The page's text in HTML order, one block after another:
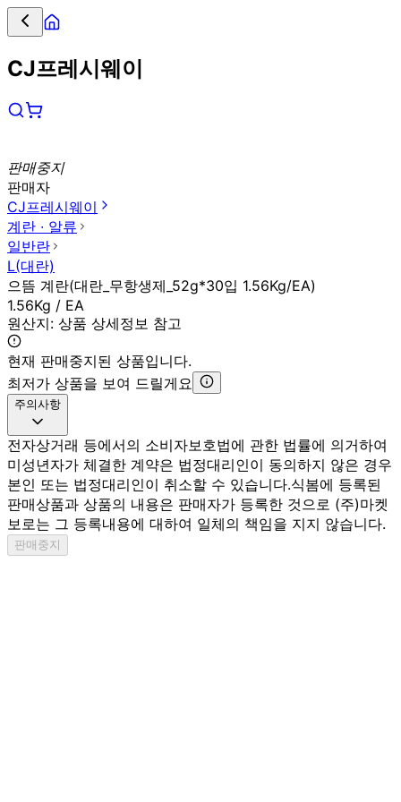
CJ프레시웨이
판매중지
판매자
CJ프레시웨이
계란 ∙ 알류
일반란
L(대란)
으뜸 계란(대란_무항생제_52g*30입 1.56Kg/EA)
1.56Kg / EA
원산지: 상품 상세정보 참고
현재 판매중지된 상품입니다.
최저가 상품을 보여 드릴게요
주의사항
전자상거래 등에서의 소비자보호법에 관한 법률에 의거하여
미성년자가 체결한 계약은 법정대리인이 동의하지 않은 경우
본인 또는 법정대리인이 취소할 수 있습니다.식봄에 등록된
판매상품과 상품의 내용은 판매자가 등록한 것으로 (주)마켓
보로는 그 등록내용에 대하여 일체의 책임을 지지 않습니다.
판매중지